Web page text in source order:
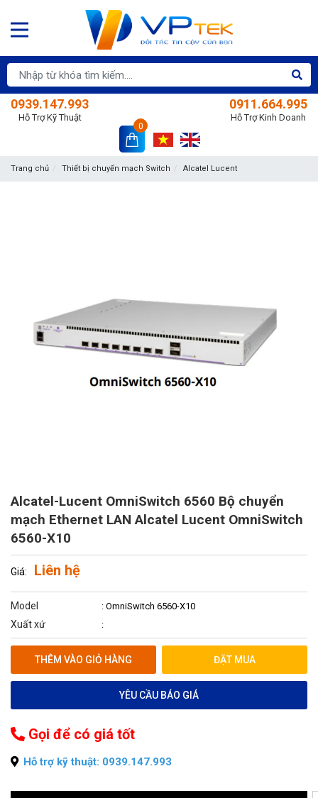
0939.147.993
Hỗ Trợ Kỹ Thuật
0911.664.995
Hỗ Trợ Kinh Doanh
0
Trang chủ Thiết bị chuyển mạch Switch Alcatel Lucent
Alcatel-Lucent OmniSwitch 6560 Bộ chuyển
mạch Ethernet LAN Alcatel Lucent OmniSwitch
6560-X10
Giá: Liên hệ
Model : OmniSwitch 6560-X10
Xuất xứ :
THÊM VÀO GIỎ HÀNG ĐẶT MUA
YÊU CẦU BÁO GIÁ
Gọi để có giá tốt
Hỗ trợ kỹ thuật: 0939.147.993